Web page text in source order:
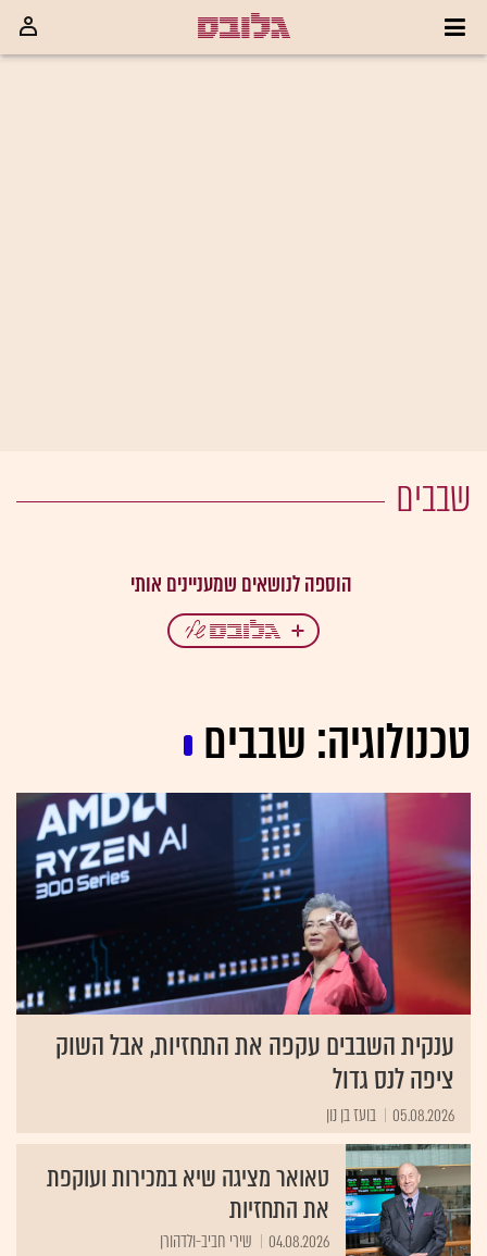
שבבים
טכנולוגיה: שבבים
ענקית השבבים עקפה את התחזיות, אבל השוק
ציפה לנס גדול
05.08.2026 בועז בן נון
טאואר מציגה שיא במכירות ועוקפת
את התחזיות
04.08.2026 שירי חביב-ולדהורן